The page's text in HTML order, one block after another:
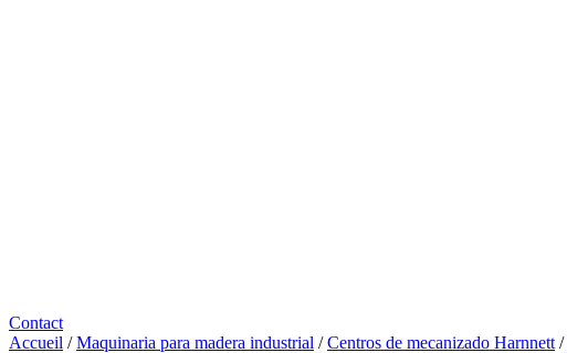
Contact
Accueil /Maquinaria para madera industrial /Centros de mecanizado Harnnett/